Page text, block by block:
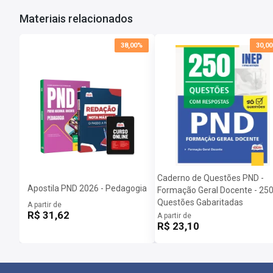
Materiais relacionados
38,00%
Apostila PND 2026 - Pedagogia
A partir de
R$ 31,62
Caderno de Questões PND -
Formação Geral Docente - 250
Questões Gabaritadas
A partir de
R$ 23,10